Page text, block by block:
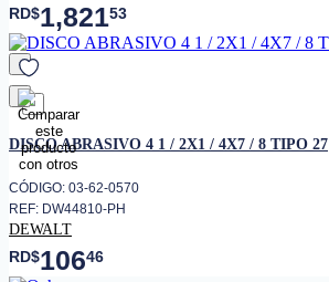
RD$1,82153
favorito
DISCO ABRASIVO 4 1 / 2X1 / 4X7 / 8 TIPO 27
CÓDIGO: 03-62-0570
REF: DW44810-PH
DEWALT
RD$10646